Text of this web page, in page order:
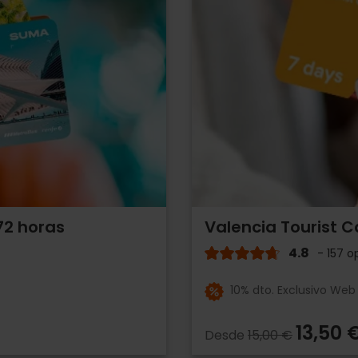
horas Valencia Tourist
4.8 - 157
10% dto. Exclusivo Web
Desde 15,00 €13,50